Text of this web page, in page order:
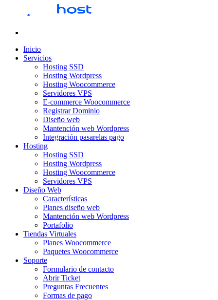
Inicio
Servicios
Hosting SSD
Hosting Wordpress
Hosting Woocommerce
Servidores VPS
E-commerce Woocommerce
Registrar Dominio
Diseño web
Mantención web Wordpress
Integración pasarelas pago
Hosting
Hosting SSD
Hosting Wordpress
Hosting Woocommerce
Servidores VPS
Diseño Web
Características
Planes diseño web
Mantención web Wordpress
Portafolio
Tiendas Virtuales
Planes Woocommerce
Paquetes Woocommerce
Soporte
Formulario de contacto
Abrir Ticket
Preguntas Frecuentes
Formas de pago